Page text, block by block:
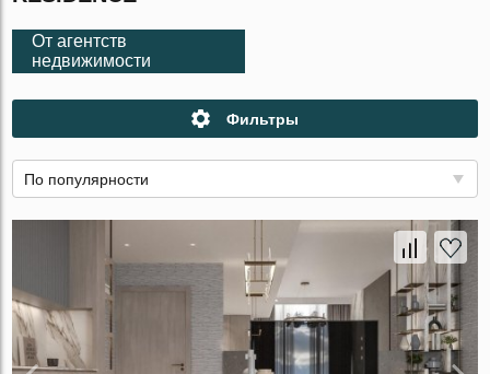
От агентств
недвижимости
Фильтры
По популярности